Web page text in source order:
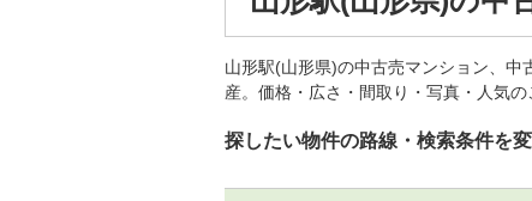
山形駅(山形県)の中古売マンション、
産。価格・広さ・間取り・写真・人気
探したい物件の路線・検索条件を